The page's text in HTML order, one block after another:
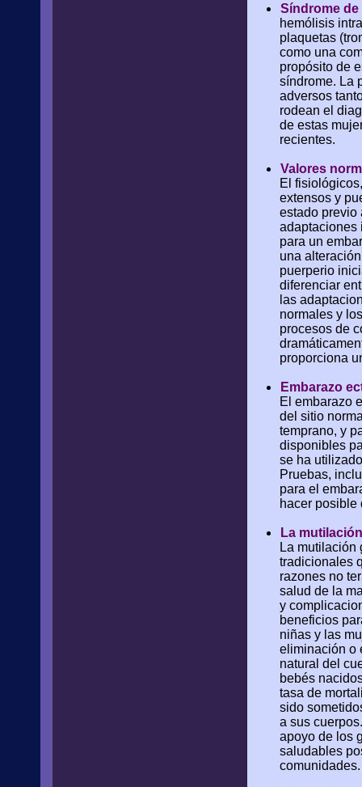
Síndrome
hemólisis
plaquetas
como una
propósito de
síndrome. La
adversos
rodean el
de estas
recientes.
Valores
El
extensos y
estado previo
adaptaciones
para un
una
puerperio
diferenciar
las
normales y
procesos de
proporciona
Embarazo
El embarazo
del sitio
temprano, y
disponibles
se ha
Pruebas,
para el
hacer posible
La
La mutilación
tradicionales
razones no
salud de la
y
beneficios
niñas y las
eliminación o
natural del
bebés
tasa de
sido
a sus
apoyo de los
saludables
comunidades.